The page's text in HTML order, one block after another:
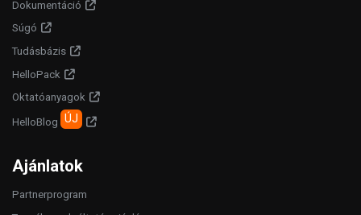
Dokumentáció
Súgó
Tudásbázis
HelloPack
Oktatóanyagok
HelloBlog ÚJ
Ajánlatok
Partnerprogram